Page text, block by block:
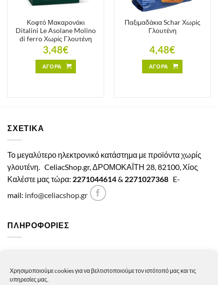
Χρησιμοποιούμε cookies για να βελτιστοποιούμε τον ιστότοπό μας και τις
υπηρεσίες μας.
Κοφτό Μακαρονάκι
Ditalini Le Asolane Molino
di ferro Χωρίς Γλουτένη
3,48€
ΑΓΟΡΑ
Παξιμαδάκια Schar Χωρίς
Γλουτένη
4,48€
ΑΓΟΡΑ
ΣΧΕΤΙΚΑ
Το μεγαλύτερο ηλεκτρονικό κατάστημα με προϊόντα χωρίς
γλουτένη. CeliacShop.gr, ΔΡΟΜΟΚΑΪΤΗ 28, 82100, Χίος
Καλέστε μας τώρα: 2271044614& 2271027368 E-
mail: info@celiacshop.gr
ΠΛΗΡΟΦΟΡΙΕΣ
Πολιτική Απορρήτου